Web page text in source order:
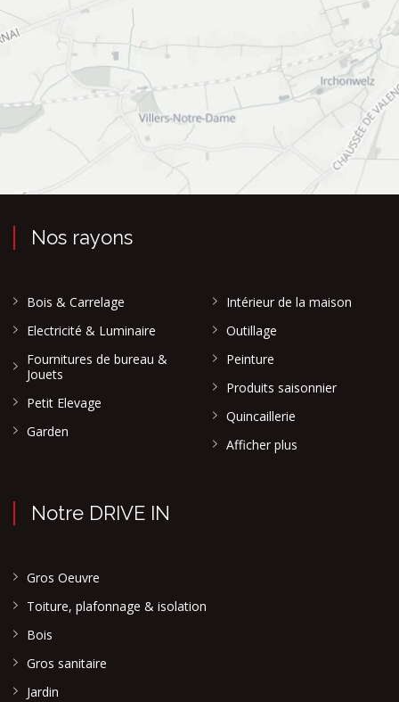
Nos rayons
Bois & Carrelage
Electricité & Luminaire
Fournitures de bureau &
Jouets
Petit Elevage
Garden
Intérieur de la maison
Outillage
Peinture
Produits saisonnier
Quincaillerie
Afficher plus
Notre DRIVE IN
Gros Oeuvre
Toiture, plafonnage & isolation
Bois
Gros sanitaire
Jardin